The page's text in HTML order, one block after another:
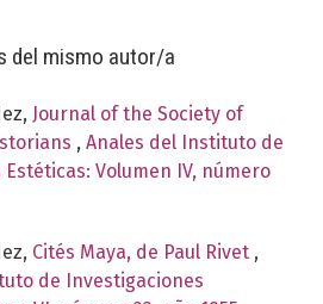
del mismo autor/a
Journal of the Society of
, Anales del Instituto de
Volumen IV, número
Cités Maya, de Paul Rivet ,
de Investigaciones